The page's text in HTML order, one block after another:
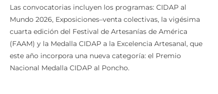
Las convocatorias incluyen los programas: CIDAP al
Mundo 2026, Exposiciones–venta colectivas, la vigésima
cuarta edición del Festival de Artesanías de América
(FAAM) y la Medalla CIDAP a la Excelencia Artesanal, que
este año incorpora una nueva categoría: el Premio
Nacional Medalla CIDAP al Poncho.